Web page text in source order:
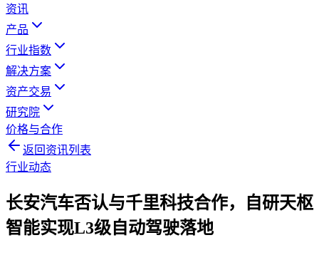
资讯
产品
行业指数
解决方案
资产交易
研究院
价格与合作
返回资讯列表
行业动态
长安汽车否认与千里科技合作，自研天枢
智能实现L3级自动驾驶落地